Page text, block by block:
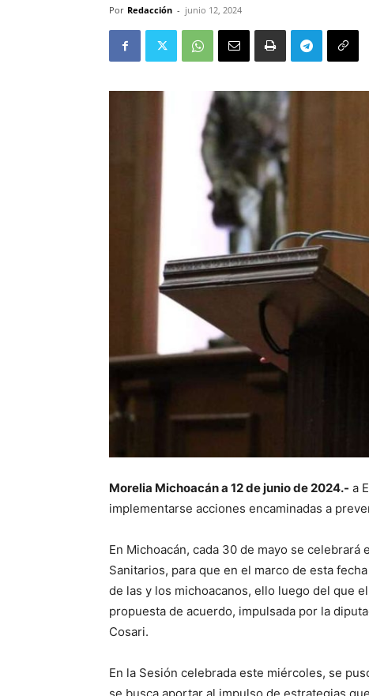
Por Redacción - junio 12, 2024
Morelia Michoacán a 12 de junio de 2024.- a
implementarse acciones encaminadas a
En Michoacán, cada 30 de mayo se
Sanitarios, para que en el marco de esta
de las y los michoacanos, ello luego del que
propuesta de acuerdo, impulsada por la
Cosari.
En la Sesión celebrada este miércoles, se